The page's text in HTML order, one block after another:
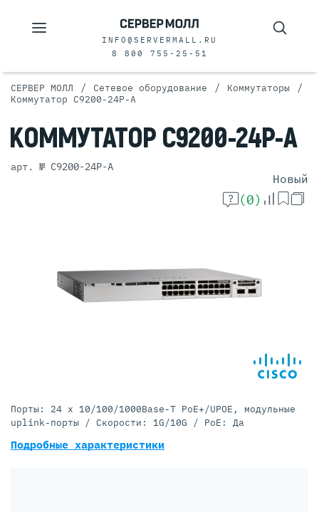
INFO@SERVERMALL.RU
8 800 755-25-51
СЕРВЕР МОЛЛ / Сетевое оборудование / Коммутаторы /
Коммутатор C9200-24P-A
КОММУТАТОР C9200-24P-A
арт. № C9200-24P-A
Новый
(0)
Порты: 24 x 10/100/1000Base-T PoE+/UPOE, модульные
uplink-порты / Скорости: 1G/10G / PoE: Да
Подробные характеристики